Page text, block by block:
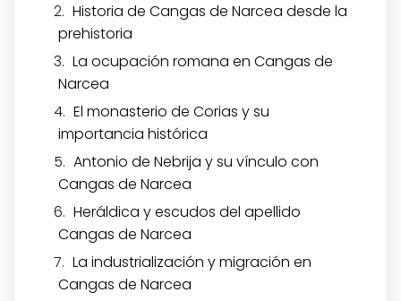
Historia de Cangas de Narcea desde la
prehistoria
La ocupación romana en Cangas de
Narcea
El monasterio de Corias y su
importancia histórica
Antonio de Nebrija y su vínculo con
Cangas de Narcea
Heráldica y escudos del apellido
Cangas de Narcea
La industrialización y migración en
Cangas de Narcea